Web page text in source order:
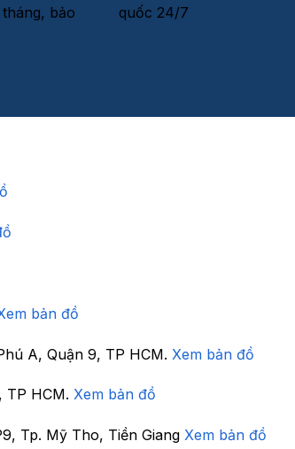
bảo
quốc 24/7
bản đồ
A, Quận 9, TP HCM. Xem bản đồ
TP HCM. Xem bản đồ
Tp. Mỹ Tho, Tiền Giang Xem bản đồ